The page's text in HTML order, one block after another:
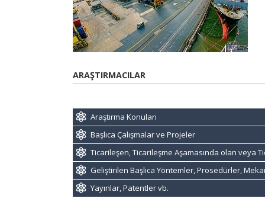
ARAŞTIRMACILAR
Araştırma Konuları
Başlıca Çalışmalar ve Projeler
Ticarileşen, Ticarileşme Aşamasında olan veya
Geliştirilen Başlıca Yöntemler, Prosedürler,
Yayınlar, Patentler vb.